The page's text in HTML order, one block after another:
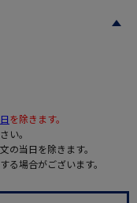
を除きます。
い。
当日を除きます。
場合がございます。